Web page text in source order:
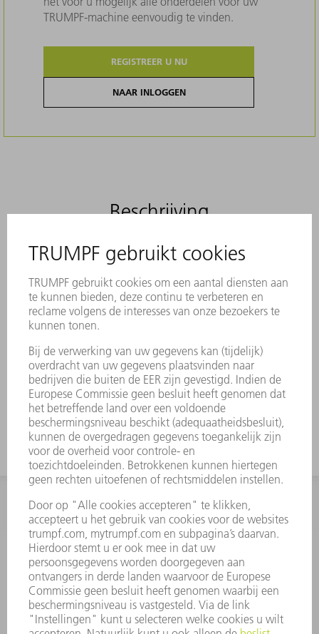
TRUMPF-machine eenvoudig te vinden.
REGISTREER U NU
NAAR INLOGGEN
Beschrijving
Originele borstels voorkomen effectief
stabiliteit en zijn gemaakt van duurzaam
materiaal.
Voorkomen van krassen
Duurzaam en vormvast
Optimaal afgestemd op uw machines van
TRUMPF
INFORMATIE
Veel gestelde vragen
Algemene voorwaarden
CONTACT
+31 88 4002 400
Ma. - vr. 8.00 - 17.00 uur
onderdelen.tnl@de.trumpf.com